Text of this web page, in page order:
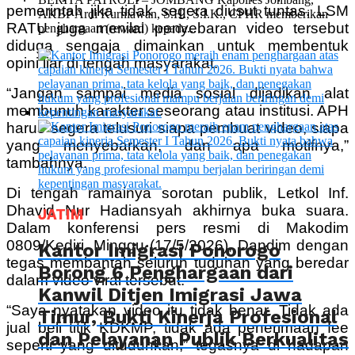
pemerintah jika tidak segera diusut tuntas. LSM
RATU juga menilai penyebaran video tersebut
diduga sengaja dimainkan untuk membentuk
opini liar di tengah masyarakat.
“Jangan sampai media sosial dijadikan alat
membunuh karakter seseorang atau institusi. APH
harus segera telusuri siapa pembuat video, siapa
yang menyebarkan, dan apa motifnya,”
tambahnya.
Di tengah ramainya sorotan publik, Letkol Inf.
Dhavid Nur Hadiansyah akhirnya buka suara.
Dalam konferensi pers resmi di Makodim
0809/Kediri, Minggu (17/5/2026), Dandim dengan
tegas membantah seluruh tuduhan yang beredar
dalam video viral tersebut.
“Saya nyatakan video itu tidak benar. Tidak ada
jual beli titik KDKMP, tidak ada penerimaan fee
seperti yang dituduhkan,” tegasnya di hadapan
AKBP Ardi Kurniawan, S.H., S.I.K., CPHR memberikan
penghargaan (reward) kepada...
JATIM
Kantor Imigrasi Ponorogo
Borong 6 Penghargaan dari
Kanwil Ditjen Imigrasi Jawa
Timur, Bukti Kinerja Profesional
dan Pelayanan Publik Berkualitas